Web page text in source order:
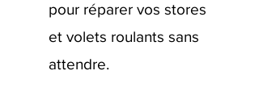
pour réparer vos stores
et volets roulants sans
attendre.